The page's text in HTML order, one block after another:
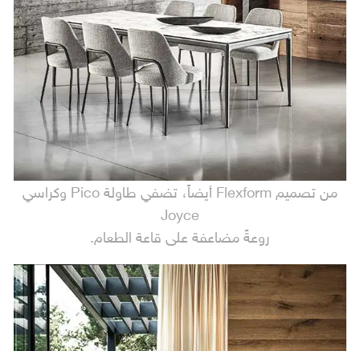
من تصميم Flexform أيضاً، تضفي طاولة Pico وكراسي
Joyce
روعةً مضاعفة على قاعة الطعام.